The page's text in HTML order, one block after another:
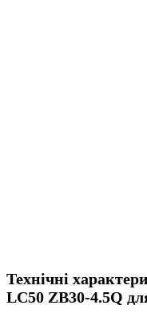
Технічні
LC50 ZB30-4.5Q